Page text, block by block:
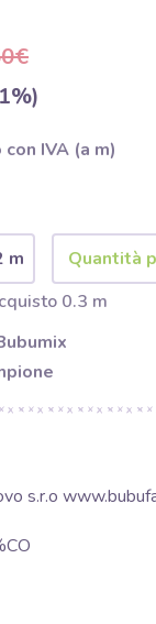
con IVA (a m)
m
0.3 m
s.r.o